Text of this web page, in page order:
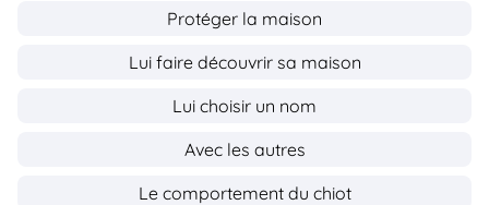
Protéger la maison
Lui faire découvrir sa maison
Lui choisir un nom
Avec les autres
Le comportement du chiot